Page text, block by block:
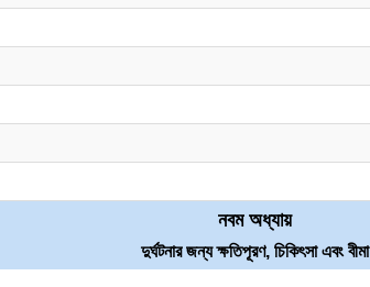
নবম অধ্যায়
দুর্ঘটনার জন্য ক্ষতিপূরণ, চিকিৎসা এবং বীমা